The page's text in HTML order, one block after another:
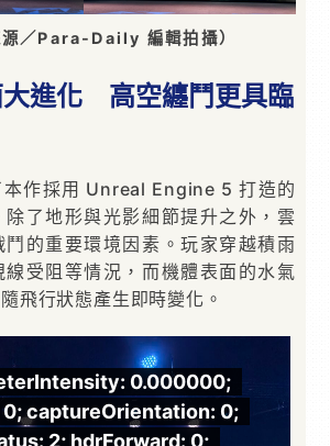
源／Para-Daily 編輯拍攝）
大進化 高空纏鬥更具臨
本作採用 Unreal Engine 5 打造的
了地形與光影細節提升之外，雲
鬥的重要環境因素。玩家穿越積雨
受阻等情況，而機體表面的水氣
飛行狀態產生即時變化。
0.000000;
captureOrientation: 0;
2; hdrForward: 0;